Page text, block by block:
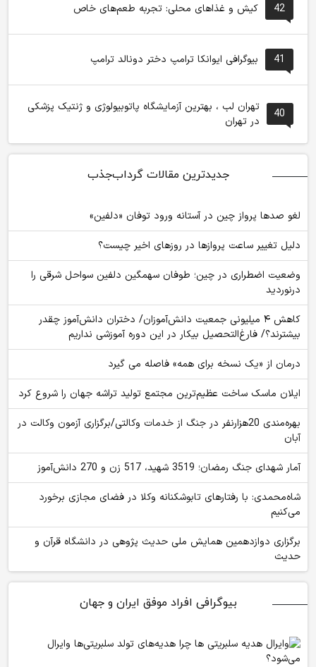
42 کیش و غذاهای محلی: تجربه طعم‌های خاص
41 بیوگرافی ایوانکا ترامپ دختر دونالد ترامپ
40
تهران لب ، بهترین آزمایشگاه پاتوبیولوژی و ژنتیک پزشکی
در تهران
جدیدترین مقالات گرداب‌جذب
لغو صدها پرواز چین در آستانه ورود توفان «دلفین»
دلیل تغییر ساعت پروازها در روزهای اخیر چیست؟
وضعیت اضطراری در چین؛ طوفان سهمگین دلفین سواحل شرقی را
درنوردید
کاهش ۴ میلیونی جمعیت دانش‌آموزان/ دختران دانش‌آموز چقدر
بیشترند؟/ فارغ‌التحصیل بیکار در این دوره آموزشی نداریم
درمان از «یک نسخه برای همه» فاصله می گیرد
ایلان ماسک ساخت عظیم‌ترین مجتمع تولید تراشه جهان را شروع کرد
بهره‌مندی 20هزارنفر در جنگ از خدمات وکالتی/برگزاری آزمون وکالت در
آبان
آمار شهدای جنگ رمضان؛ 3519 شهید، 517 زن و 270 دانش‌آموز
شاه‌محمدی: با رفتارهای تابوشکنانه وکلا در فضای مجازی برخورد
می‌کنیم
برگزاری دوازدهمین همایش ملی حدیث پژوهی در دانشگاه قرآن و
حدیث
بیوگرافی افراد موفق ایران و جهان
چرا هدیه‌های تولد سلبریتی‌ها وایرال
می‌شود؟